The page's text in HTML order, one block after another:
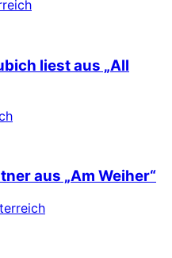
liest aus „All
aus „Am Weiher“